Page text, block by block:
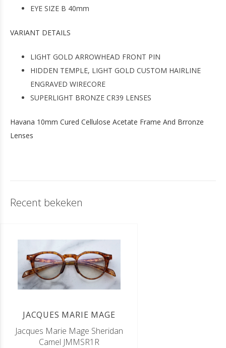
EYE SIZE B 40mm
VARIANT DETAILS
LIGHT GOLD ARROWHEAD FRONT PIN
HIDDEN TEMPLE, LIGHT GOLD CUSTOM HAIRLINE
ENGRAVED WIRECORE
SUPERLIGHT BRONZE CR39 LENSES
Havana 10mm Cured Cellulose Acetate Frame And Brronze
Lenses
Recent bekeken
JACQUES MARIE MAGE
Jacques Marie Mage Sheridan
Camel JMMSR1R